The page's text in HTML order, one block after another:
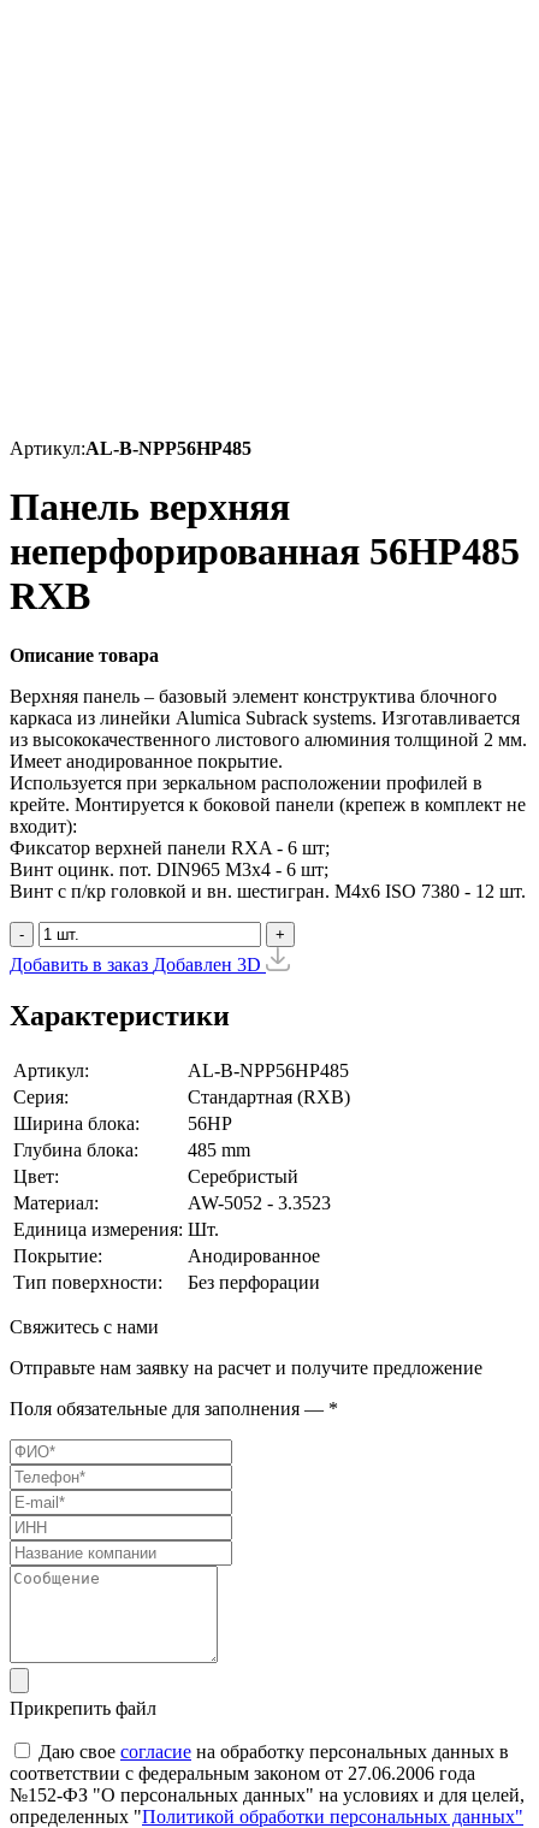
Артикул:AL-B-NPP56HP485
Панель верхняя
неперфорированная 56HP485
RXB
Описание товара
Верхняя панель – базовый элемент конструктива блочного
каркаса из линейки Alumica Subrack systems. Изготавливается
из высококачественного листового алюминия толщиной 2 мм.
Имеет анодированное покрытие.
Используется при зеркальном расположении профилей в
крейте. Монтируется к боковой панели (крепеж в комплект не
входит):
Фиксатор верхней панели RXA - 6 шт;
Винт оцинк. пот. DIN965 М3х4 - 6 шт;
Винт с п/кр головкой и вн. шестигран. М4x6 ISO 7380 - 12 шт.
- +
Добавить в заказ Добавлен 3D
Характеристики
Артикул:
AL-B-NPP56HP485
Серия:
Стандартная (RXB)
Ширина блока:
56HP
Глубина блока:
485 mm
Цвет:
Серебристый
Материал:
AW-5052 - 3.3523
Единица измерения: Шт.
Покрытие:
Анодированное
Тип поверхности:
Без перфорации
Свяжитесь с нами
Отправьте нам заявку на расчет и получите предложение
Поля обязательные для заполнения — *
Прикрепить файл
Даю свое согласие на обработку персональных данных в
соответствии с федеральным законом от 27.06.2006 года
№152-ФЗ "О персональных данных" на условиях и для целей,
определенных "Политикой обработки персональных данных"